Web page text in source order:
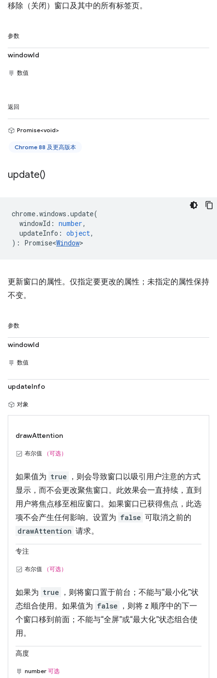
移除（关闭）窗口及其中的所有标签页。
参数
windowId
数值
返回
Promise<void>
Chrome 88 及更高版本
update()
chrome.windows .update(
windowId : number,
updateInfo : object,
) : Promise<Window>
更新窗口的属性。仅指定要更改的属性；未指定的属性保持
不变。
参数
windowId
数值
updateInfo
对象
drawAttention
布尔值 （可选）
如果值为 true
，则会导致窗口以吸引用户注意的方式
显示，而不会更改聚焦窗口。此效果会一直持续，直到
用户将焦点移至相应窗口。如果窗口已获得焦点，此选
项不会产生任何影响。设置为 false 可取消之前的
drawAttention 请求。
专注
布尔值 （可选）
如果为 true
，则将窗口置于前台；不能与“最小化”状
态组合使用。如果值为 false
，则将 z 顺序中的下一
个窗口移到前面；不能与“全屏”或“最大化”状态组合使
用。
高度
number 可选